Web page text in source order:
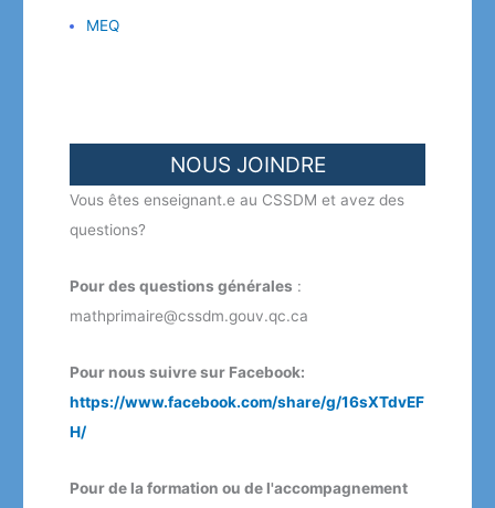
MEQ
NOUS JOINDRE
Vous êtes enseignant.e au CSSDM et avez des
questions?
Pour des questions générales :
mathprimaire@cssdm.gouv.qc.ca
Pour nous suivre sur Facebook:
https://www.facebook.com/share/g/16sXTdvEF
H/
Pour de la formation ou de l'accompagnement